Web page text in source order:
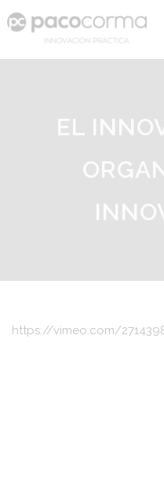
EL
https://vimeo.com/